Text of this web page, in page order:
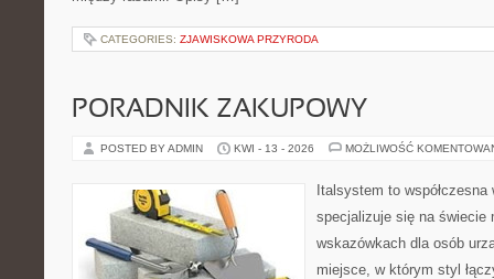
CATEGORIES: ZJAWISKOWA PRZYRODA
PORADNIK ZAKUPOWY
POSTED BY ADMIN KWI - 13 - 2026 MOŻLIWOŚĆ
Italsystem to
specjalizuje się na świecie
wskazówkach dla osób
miejsce, w którym styl